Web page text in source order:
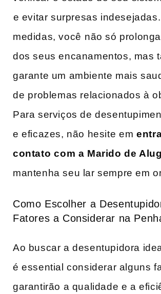
⁣e evitar surpresas‍
medidas, você ⁤não só
dos seus encanamentos, mas
garante um ambiente mais
de ⁤problemas relacionados à
Para serviços de
e eficazes, não hesite⁤ em
contato ⁣com a Marido de
mantenha seu lar sempre em
Como Escolher ⁢a
Fatores a Considerar na
Ao buscar a desentupidora
é essential considerar alguns
garantirão a qualidade e a